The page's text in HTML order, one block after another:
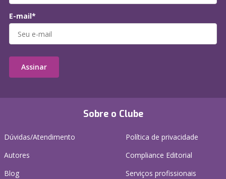
Sobre o Clube
Dúvidas/Atendimento
Autores
Blog
Política de privacidade
Compliance Editorial
Serviços profissionais
E-mail*
Assinar